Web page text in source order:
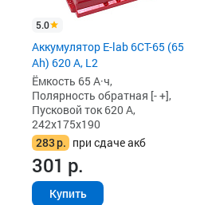
5.0
Аккумулятор E-lab 6СТ-65 (65
Ah) 620 А, L2
Ёмкость 65 А·ч,
Полярность обратная [- +],
Пусковой ток 620 А,
242x175x190
283р. при сдаче акб
301 р.
Купить